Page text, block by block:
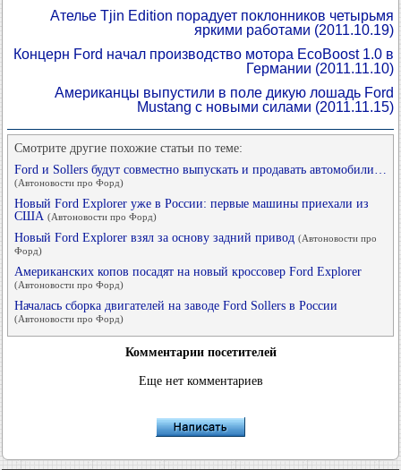
Ателье Tjin Edition порадует поклонников четырьмя
яркими работами (2011.10.19)
Концерн Ford начал производство мотора EcoBoost 1.0 в
Германии (2011.11.10)
Американцы выпустили в поле дикую лошадь Ford
Mustang с новыми силами (2011.11.15)
Смотрите другие похожие статьи по теме:
Ford и Sollers будут совместно выпускать и продавать автомобили…
(Автоновости про Форд)
Новый Ford Explorer уже в России: первые машины приехали из
США (Автоновости про Форд)
Новый Ford Explorer взял за основу задний привод (Автоновости про
Форд)
Американских копов посадят на новый кроссовер Ford Explorer
(Автоновости про Форд)
Началась сборка двигателей на заводе Ford Sollers в России
(Автоновости про Форд)
Комментарии посетителей
Еще нет комментариев